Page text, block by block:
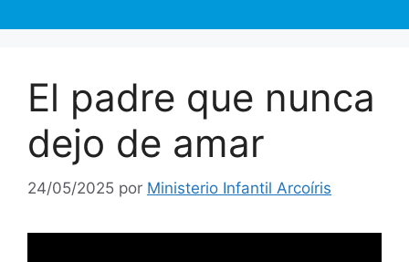
El padre que nunca
dejo de amar
24/05/2025 por Ministerio Infantil Arcoíris